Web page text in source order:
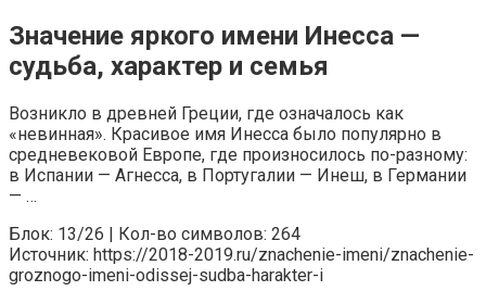
Значение яркого имени Инесса —
судьба, характер и семья
Возникло в древней Греции, где означалось как
«невинная». Красивое имя Инесса было популярно в
средневековой Европе, где произносилось по-разному:
в Испании — Агнесса, в Португалии — Инеш, в Германии
— …
Блок: 13/26 | Кол-во символов: 264
Источник: https://2018-2019.ru/znachenie-imeni/znachenie-
groznogo-imeni-odissej-sudba-harakter-i